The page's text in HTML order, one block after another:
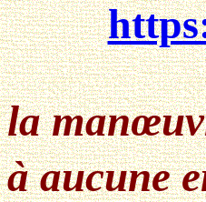
la
à aucune